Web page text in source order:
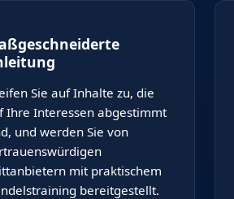
Sie auf Inhalte zu, die
Ihre Interessen abgestimmt
und werden Sie von
mit praktischem
bereitgestellt.